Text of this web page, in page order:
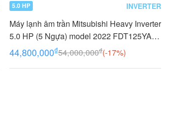
5.0 HP INVERTER
Máy lạnh âm trần Mitsubishi Heavy Inverter
5.0 HP (5 Ngựa) model 2022 FDT125YA-
W5 /FDC125YNA-W5+T-PSA-5BW-E
+RCN-T-5BW-E2
44,800,000₫54,000,000₫(-17%)